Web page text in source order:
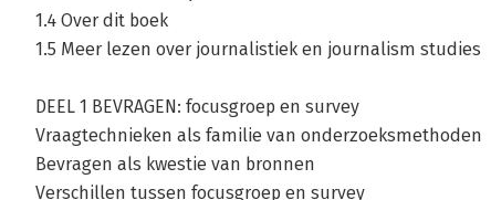
1.4 Over dit boek
1.5 Meer lezen over journalistiek en journalism studies
DEEL 1 BEVRAGEN: focusgroep en survey
Vraagtechnieken als familie van onderzoeksmethoden
Bevragen als kwestie van bronnen
Verschillen tussen focusgroep en survey